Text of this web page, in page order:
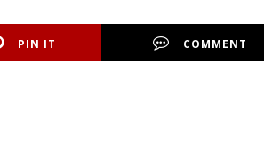
PIN IT COMMENT